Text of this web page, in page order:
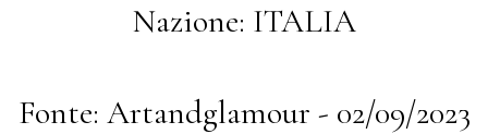
Nazione: ITALIA
Fonte: Artandglamour - 02/09/2023